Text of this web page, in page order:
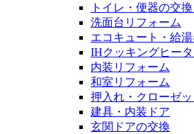
トイレ・便器の交
洗面台リフォーム
エコキュート・給
IHクッキングヒー
内装リフォーム
和室リフォーム
押入れ・クローゼッ
建具・内装ドア
玄関ドアの交換